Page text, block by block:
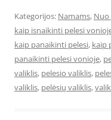
Kategorijos: Namams, Nuo
kaip isnaikinti pelesi
kaip panaikinti pelesi, kaip
panaikinti pelesi vonioje,
valiklis, pelesio valiklis,
valiklis, pelėsių valiklis,